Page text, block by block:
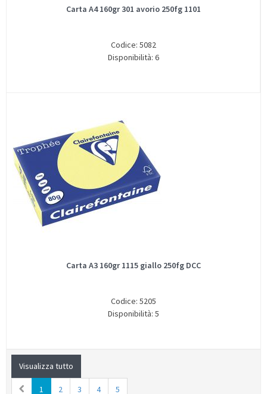
Carta A4 160gr 301 avorio 250fg 1101
Codice: 5082
Disponibilità: 6
Carta A3 160gr 1115 giallo 250fg DCC
Codice: 5205
Disponibilità: 5
Visualizza tutto
1 2 3 4 5